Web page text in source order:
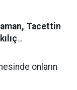
Tacettin
…
onların